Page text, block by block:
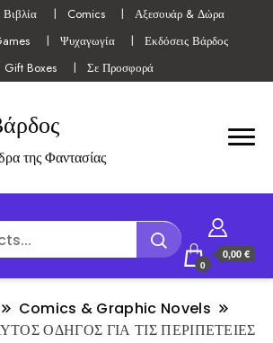
Βιβλία Comics
Αξεσουάρ & Δώρα
Ψυχαγωγία
Εκδόσεις Βάρδος
Gift Boxes
Σε Προσφορά
της Φαντασίας
0
0,00 €
Comics & Graphic Novels
ΟΔΗΓΟΣ ΓΙΑ ΤΙΣ ΠΕΡΙΠΕΤΕΙΕΣ